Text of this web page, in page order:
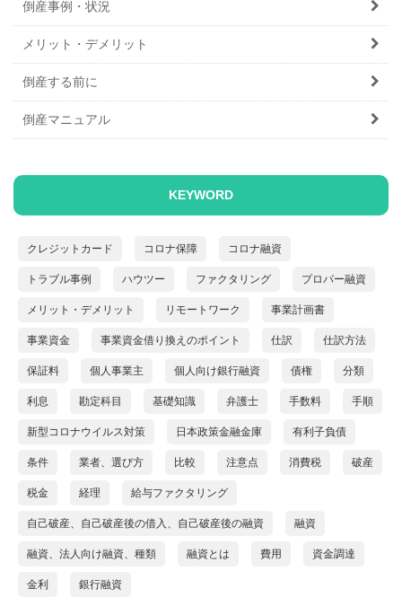
倒産事例・状況
メリット・デメリット
倒産する前に
倒産マニュアル
KEYWORD
クレジットカード コロナ保障 コロナ融資
トラブル事例 ハウツー ファクタリング プロパー融資
メリット・デメリット リモートワーク 事業計画書
事業資金 事業資金借り換えのポイント 仕訳 仕訳方法
保証料 個人事業主 個人向け銀行融資 債権 分類
利息 勘定科目 基礎知識 弁護士 手数料 手順
新型コロナウイルス対策 日本政策金融金庫 有利子負債
条件 業者、選び方 比較 注意点 消費税 破産
税金 経理 給与ファクタリング
自己破産、自己破産後の借入、自己破産後の融資 融資
融資、法人向け融資、種類 融資とは 費用 資金調達
金利 銀行融資